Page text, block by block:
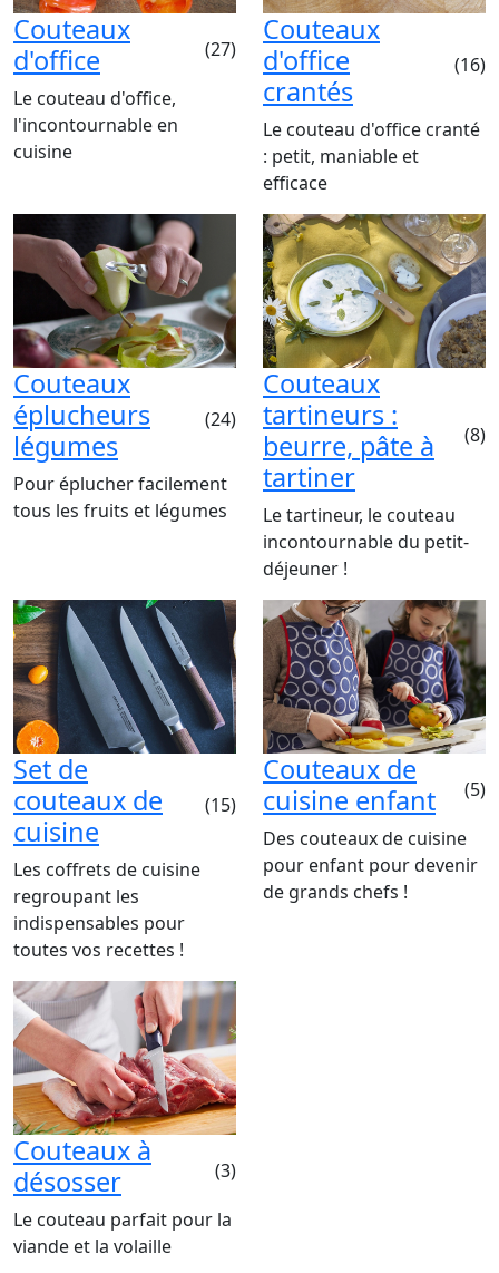
Couteaux
d'office
(27)
Le couteau d'office,
l'incontournable en
cuisine
Couteaux
d'office
crantés
(16)
Le couteau d'office cranté
: petit, maniable et
efficace
Couteaux
éplucheurs
légumes
(24)
Pour éplucher facilement
tous les fruits et légumes
Couteaux
tartineurs :
beurre, pâte à
tartiner
(8)
Le tartineur, le couteau
incontournable du petit-
déjeuner !
Set de
couteaux de
cuisine
(15)
Les coffrets de cuisine
regroupant les
indispensables pour
toutes vos recettes !
Couteaux de
cuisine enfant
(5)
Des couteaux de cuisine
pour enfant pour devenir
de grands chefs !
Couteaux à
désosser
(3)
Le couteau parfait pour la
viande et la volaille